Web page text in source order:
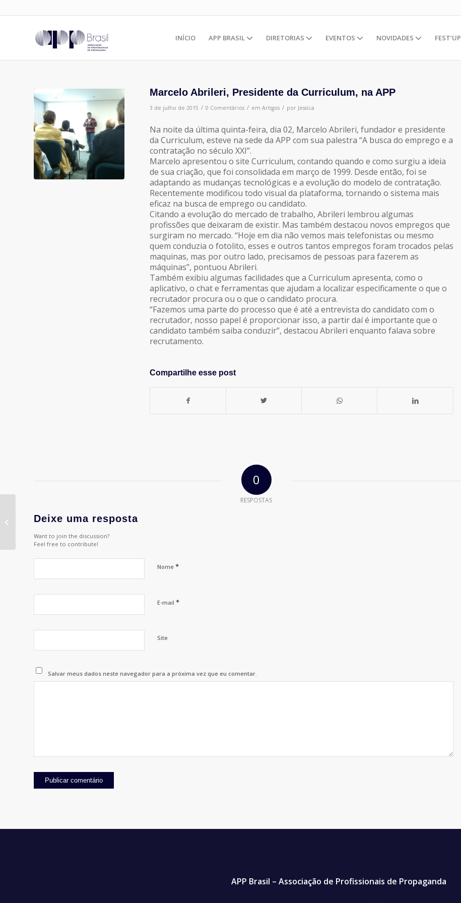
INÍCIO APP BRASIL DIRETORIAS EVENTOS NOVIDADES FEST’UP
Marcelo Abrileri, Presidente da Curriculum, na APP
3 de julho de 2015 / 0 Comentários / em Artigos / por Jessica
Na noite da última quinta-feira, dia 02, Marcelo Abrileri, fundador e presidente
da Curriculum, esteve na sede da APP com sua palestra “A busca do emprego e a
contratação no século XXI”.
Marcelo apresentou o site Curriculum, contando quando e como surgiu a ideia
de sua criação, que foi consolidada em março de 1999. Desde então, foi se
adaptando as mudanças tecnológicas e a evolução do modelo de contratação.
Recentemente modificou todo visual da plataforma, tornando o sistema mais
eficaz na busca de emprego ou candidato.
Citando a evolução do mercado de trabalho, Abrileri lembrou algumas
profissões que deixaram de existir. Mas também destacou novos empregos que
surgiram no mercado. “Hoje em dia não vemos mais telefonistas ou mesmo
quem conduzia o fotolito, esses e outros tantos empregos foram trocados pelas
maquinas, mas por outro lado, precisamos de pessoas para fazerem as
máquinas”, pontuou Abrileri.
Também exibiu algumas facilidades que a Curriculum apresenta, como o
aplicativo, o chat e ferramentas que ajudam a localizar especificamente o que o
recrutador procura ou o que o candidato procura.
“Fazemos uma parte do processo que é até a entrevista do candidato com o
recrutador, nosso papel é proporcionar isso, a partir daí é importante que o
candidato também saiba conduzir”, destacou Abrileri enquanto falava sobre
recrutamento.
Compartilhe esse post
0
RESPOSTAS
Deixe uma resposta
Want to join the discussion?
Feel free to contribute!
Nome *
E-mail *
Site
Salvar meus dados neste navegador para a próxima vez que eu comentar.
APP Brasil – Associação de Profissionais de Propaganda
representou a APP na
sobre publicidade
infantil,...